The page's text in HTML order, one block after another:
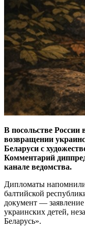
В посольстве
возвращении
Беларуси с
Комментарий
канале ведомства.
Дипломаты
балтийской
документ —
украинских детей,
Беларусь».